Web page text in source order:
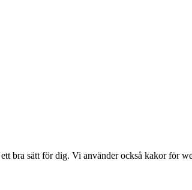
bra sätt för dig. Vi använder också kakor för